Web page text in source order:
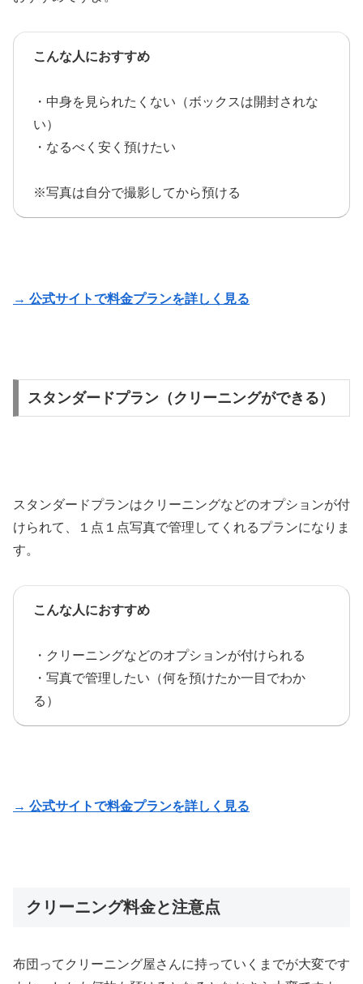
こんな人におすすめ
・中身を見られたくない（ボックスは開封されな
い）
・なるべく安く預けたい
※写真は自分で撮影してから預ける
→ 公式サイトで料金プランを詳しく見る
スタンダードプラン（クリーニングができる）
スタンダードプランはクリーニングなどのオプションが付
けられて、１点１点写真で管理してくれるプランになりま
す。
こんな人におすすめ
・クリーニングなどのオプションが付けられる
・写真で管理したい（何を預けたか一目でわか
る）
→ 公式サイトで料金プランを詳しく見る
クリーニング料金と注意点
布団ってクリーニング屋さんに持っていくまでが大変です